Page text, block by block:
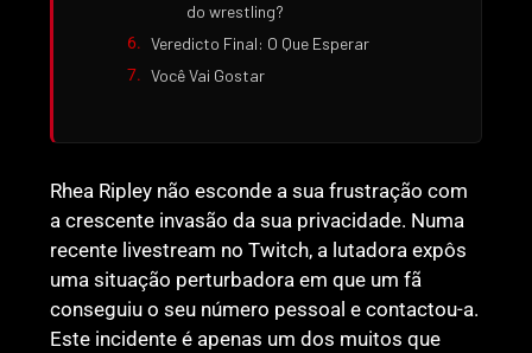
do wrestling?
Veredicto Final: O Que Esperar
Você Vai Gostar
Rhea Ripley não esconde a sua frustração com
a crescente invasão da sua privacidade. Numa
recente livestream no Twitch, a lutadora expôs
uma situação perturbadora em que um fã
conseguiu o seu número pessoal e contactou-a.
Este incidente é apenas um dos muitos que